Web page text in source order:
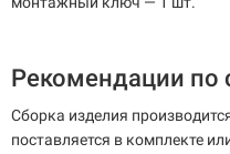
Рекомендации по
Сборка изделия
поставляется в комплекте